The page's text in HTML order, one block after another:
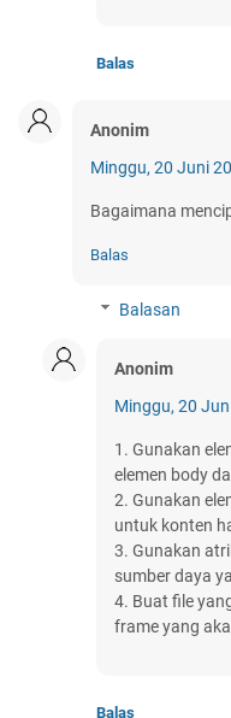
Balas
Anonim
Minggu, 20 Juni
Bagaimana
Balas
Balasan
Anonim
Minggu, 20
1. Gunakan
elemen body
2. Gunakan
untuk konten
3. Gunakan
sumber daya
4. Buat file
frame yang
Balas